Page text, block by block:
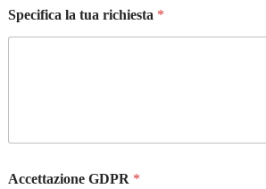
Specifica la tua richiesta *
Accettazione GDPR *